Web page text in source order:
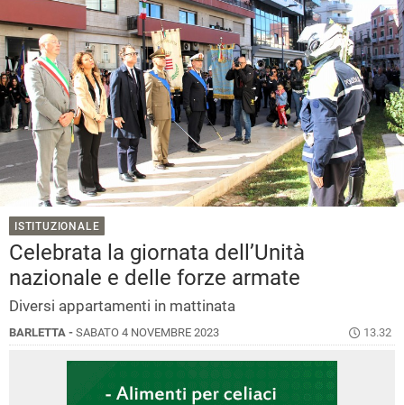
ISTITUZIONALE
Celebrata la giornata dell’Unità
nazionale e delle forze armate
Diversi appartamenti in mattinata
BARLETTA - SABATO 4 NOVEMBRE 2023 13.32